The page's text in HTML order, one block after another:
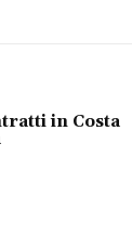
in Costa